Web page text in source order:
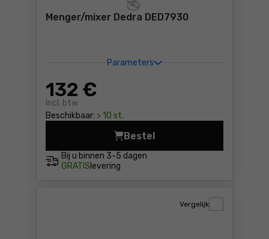
Menger/mixer Dedra DED7930
Parameters
132 €
Incl. btw
Beschikbaar: > 10 st.
Bij u binnen 3-5 dagen
GRATIS levering
Bestel
Menger/mixer Dedra
Vergelijk